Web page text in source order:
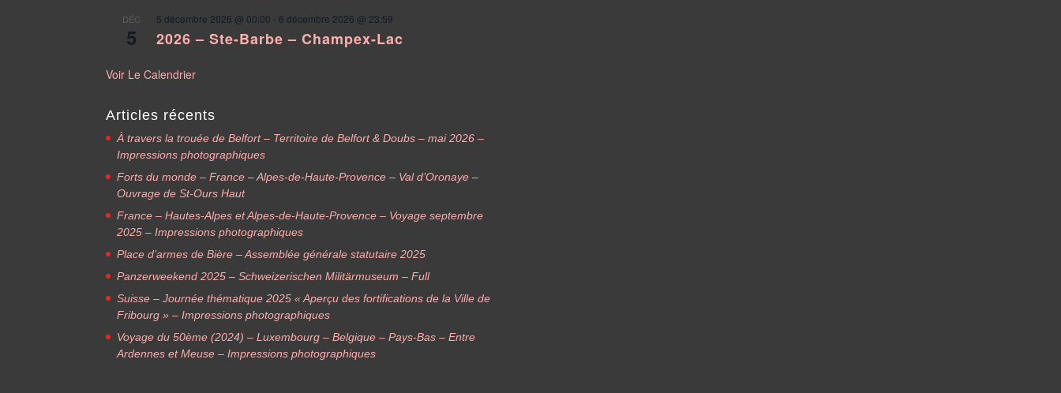
DÉC
5
5 décembre 2026 @ 00:00 - 6 décembre 2026 @ 23:59
2026 – Ste-Barbe – Champex-Lac
Voir Le Calendrier
Articles récents
À travers la trouée de Belfort – Territoire de Belfort & Doubs – mai 2026 –
Impressions photographiques
Forts du monde – France – Alpes-de-Haute-Provence – Val d’Oronaye –
Ouvrage de St-Ours Haut
France – Hautes-Alpes et Alpes-de-Haute-Provence – Voyage septembre
2025 – Impressions photographiques
Place d’armes de Bière – Assemblée générale statutaire 2025
Panzerweekend 2025 – Schweizerischen Militärmuseum – Full
Suisse – Journée thématique 2025 « Aperçu des fortifications de la Ville de
Fribourg » – Impressions photographiques
Voyage du 50ème (2024) – Luxembourg – Belgique – Pays-Bas – Entre
Ardennes et Meuse – Impressions photographiques